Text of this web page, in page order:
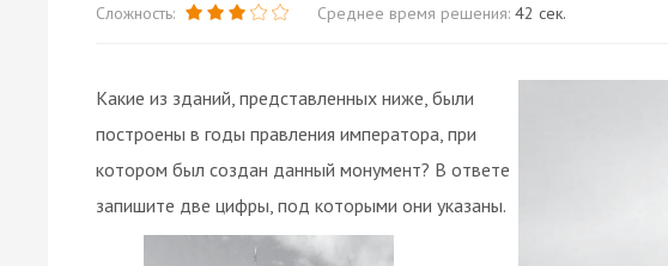
Сложность: Среднее время решения: 42 сек.
Какие из зданий, представленных ниже, были
построены в годы правления императора, при
котором был создан данный монумент? В ответе
запишите две цифры, под которыми они указаны.